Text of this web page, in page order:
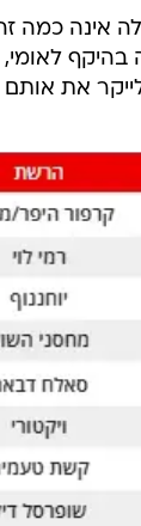
אינה כמה
בהיקף
את אותם